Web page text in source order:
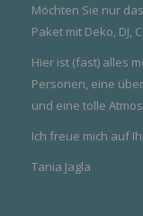
Möchten Sie nur
Paket mit Deko, DJ,
Hier ist (fast) alles
Personen, eine
und eine tolle
Ich freue mich auf
Tania Jagla